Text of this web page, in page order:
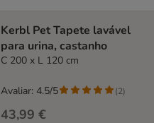
Kerbl Pet Tapete lavável
para urina, castanho
C 200 x L 120 cm
43,99 €
Avaliar: 4.5/5 (2)